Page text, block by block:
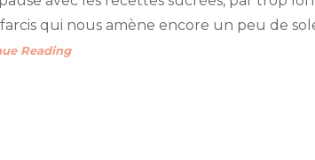
qui nous amène encore un peu de
Reading